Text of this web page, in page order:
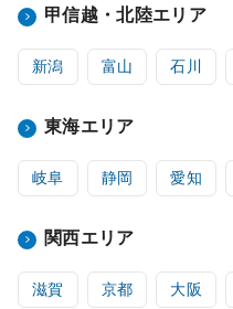
甲信越・北陸エリア
新潟 富山 石川
東海エリア
岐阜 静岡 愛知
関西エリア
滋賀 京都 大阪